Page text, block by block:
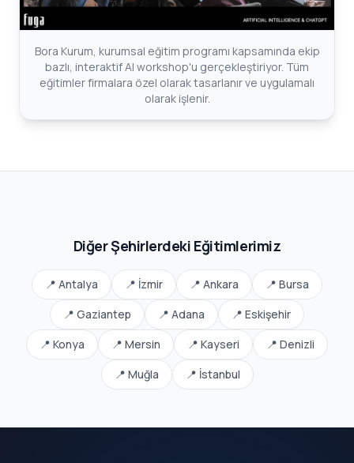
Bora Kurum, kurumsal eğitim programı kapsamında ekip
bazlı, interaktif AI workshop'u gerçekleştiriyor. Tüm
eğitimler firmalara özel olarak tasarlanır ve uygulamalı
olarak işlenir.
Diğer Şehirlerdeki Eğitimlerimiz
📍 Antalya 📍 İzmir 📍 Ankara
📍 Bursa
📍 Gaziantep
📍 Adana
📍 Eskişehir
📍 Konya
📍 Mersin 📍 Kayseri
📍 Denizli
📍 Muğla
📍 İstanbul